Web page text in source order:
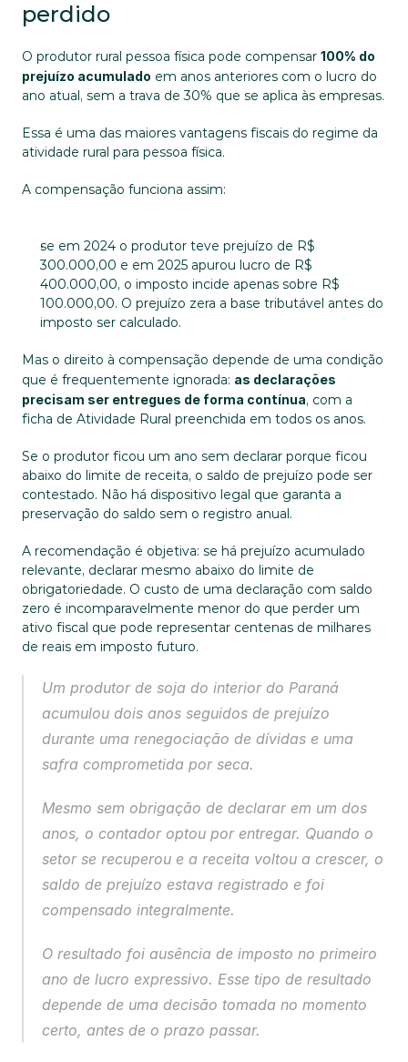
perdido
O produtor rural pessoa física pode compensar 100% do
prejuízo acumulado em anos anteriores com o lucro do
Essa é uma das maiores vantagens fiscais do regime da
atividade rural para pessoa física.
A compensação funciona assim:
se em 2024 o produtor teve prejuízo de R$
300.000,00 e em 2025 apurou lucro de R$
400.000,00, o imposto incide apenas sobre R$
100.000,00. O prejuízo zera a base tributável antes do
imposto ser calculado.
Mas o direito à compensação depende de uma condição
que é frequentemente ignorada: as declarações
precisam ser entregues de forma contínua, com a
ficha de Atividade Rural preenchida em todos os anos.
Se o produtor ficou um ano sem declarar porque ficou
abaixo do limite de receita, o saldo de prejuízo pode ser
contestado. Não há dispositivo legal que garanta a
preservação do saldo sem o registro anual.
A recomendação é objetiva: se há prejuízo acumulado
relevante, declarar mesmo abaixo do limite de
obrigatoriedade. O custo de uma declaração com saldo
zero é incomparavelmente menor do que perder um
ativo fiscal que pode representar centenas de milhares
de reais em imposto futuro.
Um produtor de soja do interior do Paraná
acumulou dois anos seguidos de prejuízo
durante uma renegociação de dívidas e uma
safra comprometida por seca.
Mesmo sem obrigação de declarar em um dos
anos, o contador optou por entregar. Quando o
setor se recuperou e a receita voltou a crescer, o
saldo de prejuízo estava registrado e foi
compensado integralmente.
O resultado foi ausência de imposto no primeiro
ano de lucro expressivo. Esse tipo de resultado
depende de uma decisão tomada no momento
certo, antes de o prazo passar.